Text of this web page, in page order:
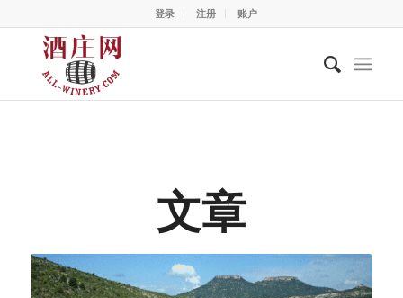
登录 注册 账户
文章